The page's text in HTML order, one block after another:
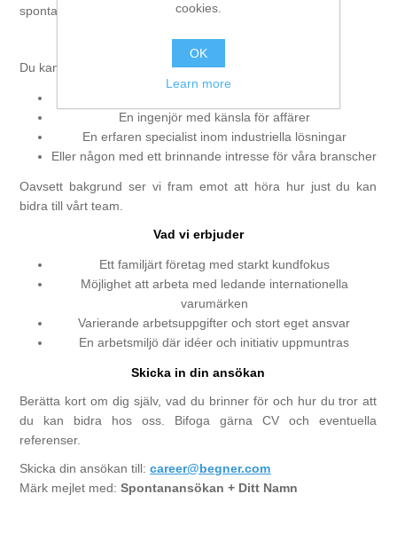
spontanansökan!
Vem är du?
Du kanske är:
En ingenjör med känsla för affärer
En erfaren specialist inom industriella lösningar
Eller någon med ett brinnande intresse för våra branscher
Oavsett bakgrund ser vi fram emot att höra hur just du kan
bidra till vårt team.
Vad vi erbjuder
Ett familjärt företag med starkt kundfokus
Möjlighet att arbeta med ledande internationella
varumärken
Varierande arbetsuppgifter och stort eget ansvar
En arbetsmiljö där idéer och initiativ uppmuntras
Skicka in din ansökan
Berätta kort om dig själv, vad du brinner för och hur du tror att
du kan bidra hos oss. Bifoga gärna CV och eventuella
referenser.
Skicka din ansökan till:career@begner.com
Märk mejlet med:Spontanansökan + Ditt Namn
cookies.
OK
Learn more